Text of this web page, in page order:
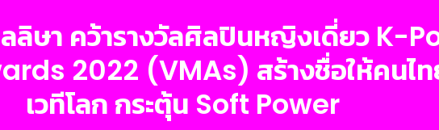
ลิษา คว้ารางวัลศิลปินหญิงเดี่ยว K-
2022 (VMAs) สร้างชื่อให้คนไ
เวทีโลก กระตุ้น Soft Power